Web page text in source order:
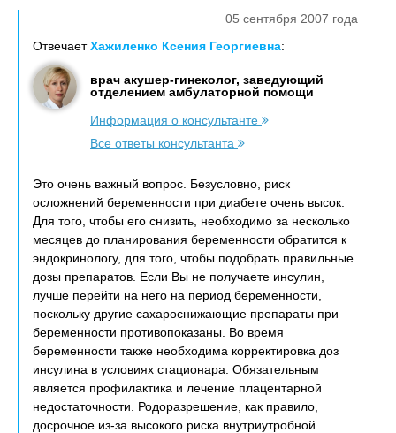
05 сентября 2007 года
ОтвечаетХажиленко Ксения Георгиевна:
врач акушер-гинеколог, заведующий
отделением амбулаторной помощи
Информация о консультанте
Все ответы консультанта
Это очень важный вопрос. Безусловно, риск
осложнений беременности при диабете очень высок.
Для того, чтобы его снизить, необходимо за несколько
месяцев до планирования беременности обратится к
эндокринологу, для того, чтобы подобрать правильные
дозы препаратов. Если Вы не получаете инсулин,
лучше перейти на него на период беременности,
поскольку другие сахароснижающие препараты при
беременности противопоказаны. Во время
беременности также необходима корректировка доз
инсулина в условиях стационара. Обязательным
является профилактика и лечение плацентарной
недостаточности. Родоразрешение, как правило,
досрочное из-за высокого риска внутриутробной